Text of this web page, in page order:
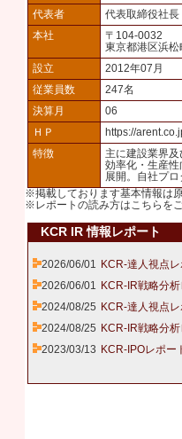
代表者
代表取締役
本社
〒104-0032
東京都港区浜
設立
2012年07月
従業員数
247名
決算月
06
ＨＰ
https://
特徴
主に建設業界
効率化・生産
展開。自社プ
※掲載しております基本情報は
※レポートの読み方はこちら を
KCR IR 情報レポート
2026/06/01 KCR-達人視点
2026/06/01 KCR-IR戦略分
2024/08/25 KCR-達人視点
2024/08/25 KCR-IR戦略分
2023/03/13 KCR-IPOレポー